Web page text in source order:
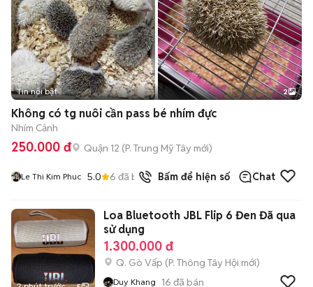
Tin nổi bật 2
Không có tg nuôi cần pass bé nhím đực
Nhím Cảnh
250.000 đ Quận 12 (P. Trung Mỹ Tây mới)
Le Thi Kim Phuc 5.0 6 đã bán Bấm để hiện số Chat
Loa Bluetooth JBL Flip 6 Đen Đã qua
sử dụng
1.300.000 đ
Q. Gò Vấp (P. Thông Tây Hội mới)
Duy Khang 16 đã bán